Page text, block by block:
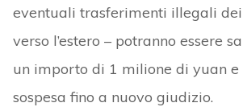
eventuali trasferimenti illegali
verso l’estero – potranno essere
un importo di 1 milione di yuan
sospesa fino a nuovo giudizio.